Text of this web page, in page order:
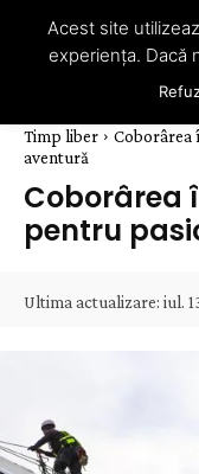
Timp liber
Coborârea
aventură
Coborârea
pentru
Ultima actualizare: iul.
Acest site
experiența. Dacă